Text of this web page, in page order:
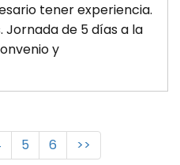
tener experiencia.
Jornada de 5 días a la
y
5 6 >>